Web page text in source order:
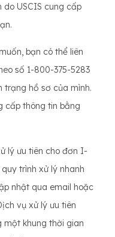
do USCIS cung cấp
bạn có thể liên
số 1-800-375-5283
trạng hồ sơ của mình.
cấp thông tin bằng
lý ưu tiên cho đơn I-
trình xử lý nhanh
nhật qua email hoặc
vụ xử lý ưu tiên
một khung thời gian